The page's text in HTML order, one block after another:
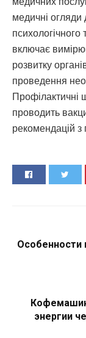
медичні огляди
психологічного
включає
розвитку
проведення
Профілактичні
проводить
рекомендацій з
Особенности
энергии